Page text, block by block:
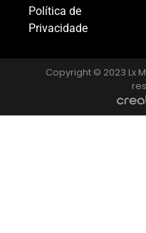
Política de
Privacidade
Copyright © 2023 Lx